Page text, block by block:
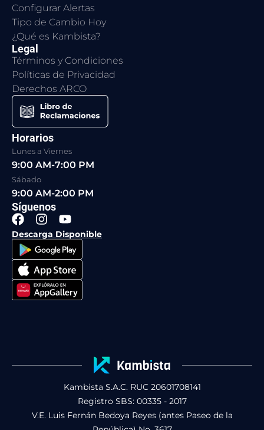
Configurar Alertas
Tipo de Cambio Hoy
¿Qué es Kambista?
Legal
Términos y Condiciones
Políticas de Privacidad
Derechos ARCO
Horarios
Lunes a Viernes
9:00 AM-7:00 PM
Sábado
9:00 AM-2:00 PM
Síguenos
F
a
c
e
b
o
o
k
I
n
s
t
a
g
r
a
Y
o
u
t
u
b
e
Descarga Disponible
Kambista S.A.C. RUC 20601708141
Registro SBS: 00335 - 2017
V.E. Luis Fernán Bedoya Reyes (antes Paseo de la